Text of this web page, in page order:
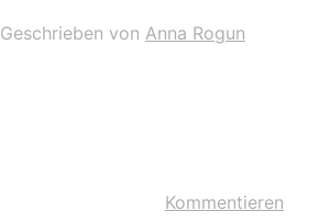
Geschrieben von Anna Rogun
Kommentieren